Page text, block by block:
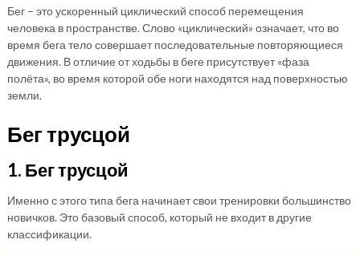
Бег – это ускоренный циклический способ перемещения
человека в пространстве. Слово «циклический» означает, что во
время бега тело совершает последовательные повторяющиеся
движения. В отличие от ходьбы в беге присутствует «фаза
полёта», во время которой обе ноги находятся над поверхностью
земли.
Бег трусцой
1. Бег трусцой
Именно с этого типа бега начинает свои тренировки большинство
новичков. Это базовый способ, который не входит в другие
классификации.